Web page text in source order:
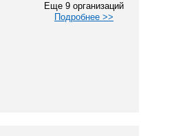
Еще 9 организаций
Подробнее >>